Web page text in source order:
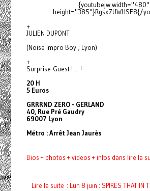
{youtubejw width="480"
height="385"}Rgsx7UWHSF8{/
+
JULIEN DUPONT
(Noise Impro Boy ; Lyon)
+
Surprise-Guest ! ... !
20 H
5 Euros
GRRRND ZERO - GERLAND
40, Rue Pré Gaudry
69007 Lyon
Métro : Arrêt Jean Jaurès
Bios + photos + videos + infos dans lire la
Lire la suite : Lun 8 juin : SPIRES THAT IN